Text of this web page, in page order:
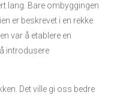
lang. Bare ombyggingen
er beskrevet i en rekke
var å etablere en
introdusere
Det ville gi oss bedre